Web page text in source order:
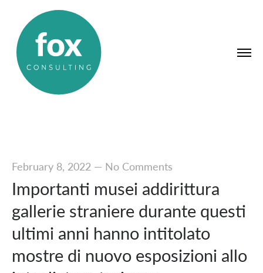
February 8, 2022— No Comments
Importanti musei addirittura
gallerie straniere durante questi
ultimi anni hanno intitolato
mostre di nuovo esposizioni allo